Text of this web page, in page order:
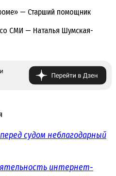
— Старший помощник
СМИ — Наталья Шумская-
судом неблагодарный
интернет-